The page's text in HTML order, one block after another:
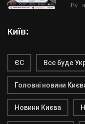
By
Київ:
ЄС Все буде
Головні новини
Новини Києва